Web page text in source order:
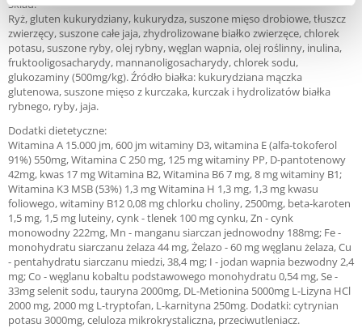
Skład:
Ryż, gluten kukurydziany, kukurydza, suszone mięso drobiowe, tłuszcz
zwierzęcy, suszone całe jaja, zhydrolizowane białko zwierzęce, chlorek
potasu, suszone ryby, olej rybny, węglan wapnia, olej roślinny, inulina,
fruktooligosacharydy, mannanoligosacharydy, chlorek sodu,
glukozaminy (500mg/kg). Źródło białka: kukurydziana mączka
glutenowa, suszone mięso z kurczaka, kurczak i hydrolizatów białka
rybnego, ryby, jaja.
Dodatki dietetyczne:
Witamina A 15.000 jm, 600 jm witaminy D3, witamina E (alfa-tokoferol
91%) 550mg, Witamina C 250 mg, 125 mg witaminy PP, D-pantotenowy
42mg, kwas 17 mg Witamina B2, Witamina B6 7 mg, 8 mg witaminy B1;
Witamina K3 MSB (53%) 1,3 mg Witamina H 1,3 mg, 1,3 mg kwasu
foliowego, witaminy B12 0,08 mg chlorku choliny, 2500mg, beta-karoten
1,5 mg, 1,5 mg luteiny, cynk - tlenek 100 mg cynku, Zn - cynk
monowodny 222mg, Mn - manganu siarczan jednowodny 188mg; Fe -
monohydratu siarczanu żelaza 44 mg, Żelazo - 60 mg węglanu żelaza, Cu
- pentahydratu siarczanu miedzi, 38,4 mg; I - jodan wapnia bezwodny 2,4
mg; Co - węglanu kobaltu podstawowego monohydratu 0,54 mg, Se -
33mg selenit sodu, tauryna 2000mg, DL-Metionina 5000mg L-Lizyna HCl
2000 mg, 2000 mg L-tryptofan, L-karnityna 250mg. Dodatki: cytrynian
potasu 3000mg, celuloza mikrokrystaliczna, przeciwutleniacz.